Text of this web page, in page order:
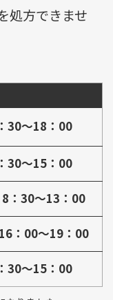
処方できませ
30～18：00
30～15：00
：30～13：00
：00～19：00
30～15：00